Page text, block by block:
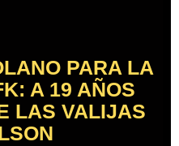
PARA LA
A 19 AÑOS
LAS VALIJAS